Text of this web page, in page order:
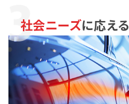
社会ニーズに応える